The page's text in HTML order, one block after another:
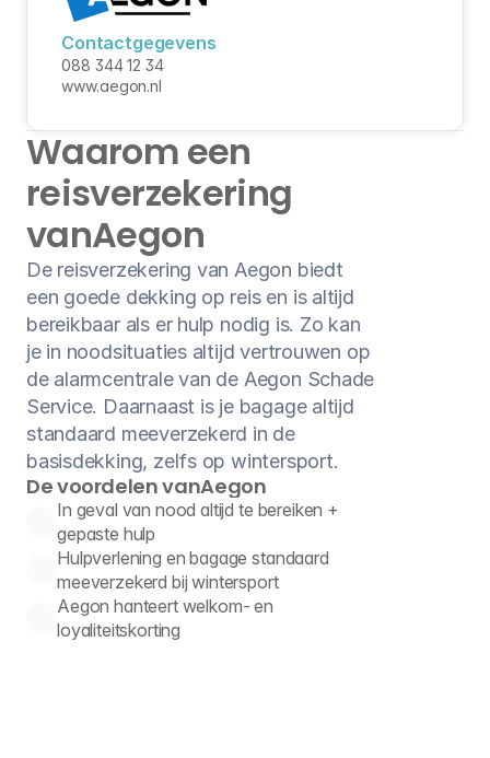
Bagage verzekering
Gevaarlijke sporten
Ongevallendekking
Veelgestelde vragen
Nieuws
Klantenservice
Nu open tot 17:30
Waarom een
reisverzekering
vanAegon
De reisverzekering van Aegon biedt
een goede dekking op reis en is altijd
bereikbaar als er hulp nodig is. Zo kan
je in noodsituaties altijd vertrouwen op
de alarmcentrale van de Aegon Schade
Service. Daarnaast is je bagage altijd
standaard meeverzekerd in de
basisdekking, zelfs op wintersport.
De voordelen vanAegon
In geval van nood altijd te bereiken +
gepaste hulp
Hulpverlening en bagage standaard
meeverzekerd bij wintersport
Aegon hanteert welkom- en
loyaliteitskorting
Contactgegevens
088 344 12 34
www.aegon.nl